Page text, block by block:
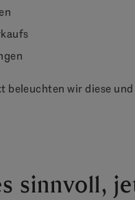
beleuchten wir diese
sinnvoll,